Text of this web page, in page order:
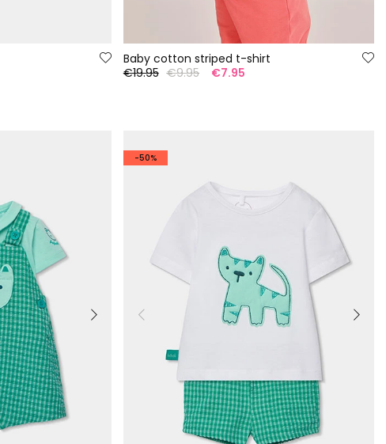
Baby cotton striped t-shirt
€19.95 €9.95 €7.95
-50%